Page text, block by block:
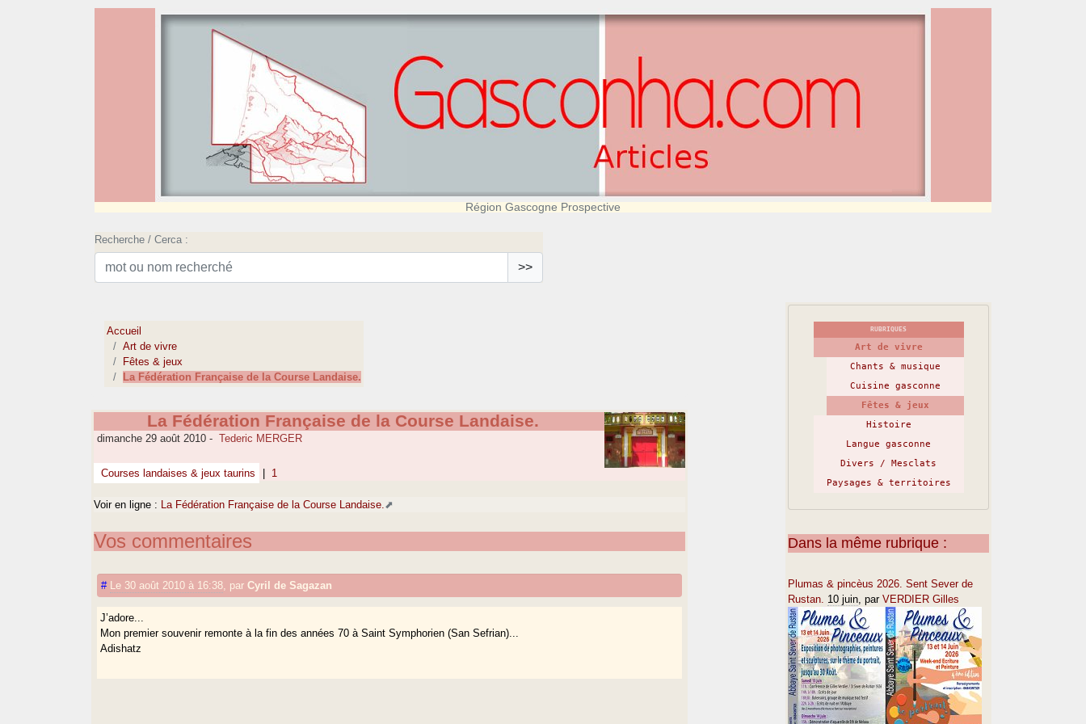
Région Gascogne Prospective
Recherche / Cerca :
>>
Accueil
Art de vivre
Fêtes & jeux
La Fédération Française de la Course Landaise.
La Fédération Française de la Course Landaise.
dimanche 29 août 2010 - Tederic MERGER
Courses landaises & jeux taurins 1
Voir en ligne : La Fédération Française de la Course Landaise.
Vos commentaires
# Le 30 août 2010 à 16:38, parCyril de Sagazan
J’adore...
Mon premier souvenir remonte à la fin des années 70 à Saint Symphorien (San Sefrian)...
Adishatz
RUBRIQUES
Art de vivre
Chants & musique
Cuisine gasconne
Fêtes & jeux
Histoire
Langue gasconne
Divers / Mesclats
Paysages & territoires
Dans la même rubrique :
Plumas & pincèus 2026. Sent Sever de
Rustan. 10 juin, par VERDIER Gilles